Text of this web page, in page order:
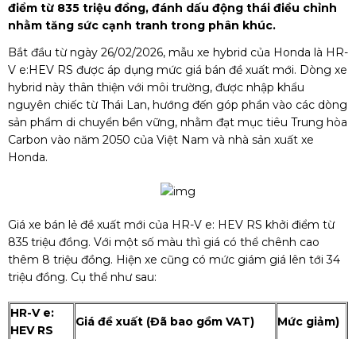
điểm từ 835 triệu đồng, đánh dấu động thái điều chỉnh
nhằm tăng sức cạnh tranh trong phân khúc.
Bắt đầu từ ngày 26/02/2026, mẫu xe hybrid của Honda là HR-
V e:HEV RS được áp dụng mức giá bán đề xuất mới. Dòng xe
hybrid này thân thiện với môi trường, được nhập khẩu
nguyên chiếc từ Thái Lan, hướng đến góp phần vào các dòng
sản phẩm di chuyển bền vững, nhằm đạt mục tiêu Trung hòa
Carbon vào năm 2050 của Việt Nam và nhà sản xuất xe
Honda.
Giá xe bán lẻ đề xuất mới của HR-V e: HEV RS khởi điểm từ
835 triệu đồng. Với một số màu thì giá có thể chênh cao
thêm 8 triệu đồng. Hiện xe cũng có mức giám giá lên tới 34
triệu đồng. Cụ thể như sau:
HR-V e:
HEV RS
Giá đề xuất (Đã bao gồm VAT) Mức giảm)